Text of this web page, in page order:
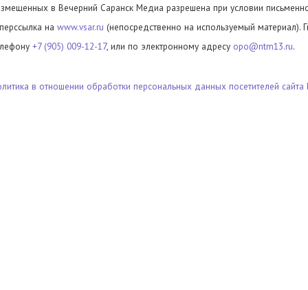
в Вечерний Саранск Медиа разрешена при условии
на www.vsar.ru (непосредственно на используемый материал).
+7 (905) 009-12-17, или по электронному адресу opo@ntm13.ru.
в отношении обработки персональных данных посетителей